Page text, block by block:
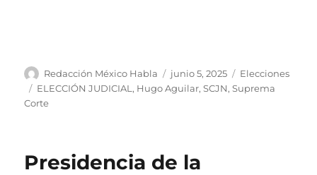
A
u
t
Redacción México Habla
P
u
a
junio 5, 2025
C
a
Elecciones
E
t
e
ELECCIÓN JUDICIAL, Hugo Aguilar,SCJN,Suprema
Corte
Presidencia de la